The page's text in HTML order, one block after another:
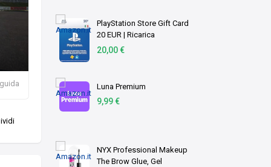
PlayStation Store Gift Card
20 EUR | Ricarica
Portafoglio PSN | Account
20,00 €
Luna Premium
9,99 €
NYX Professional Makeup
The Brow Glue, Gel